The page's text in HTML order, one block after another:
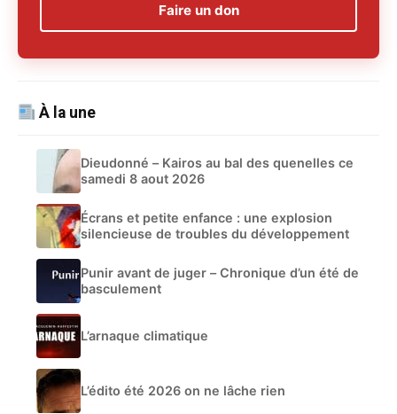
Faire un don
À la une
Dieudonné – Kairos au bal des quenelles ce
samedi 8 aout 2026
Écrans et petite enfance : une explosion
silencieuse de troubles du développement
Punir avant de juger – Chronique d’un été de
basculement
L’arnaque climatique
L’édito été 2026 on ne lâche rien